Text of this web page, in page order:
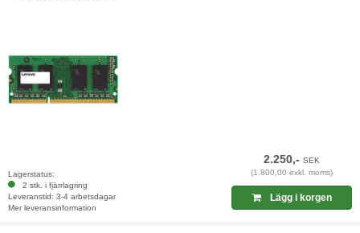
Lagerstatus:
2 stk. i fjärrlagring
Leveranstid: 3-4 arbetsdagar
Mer leveransinformation
2.250,-SEK
(1.800,00 exkl. moms)
Lägg i korgen